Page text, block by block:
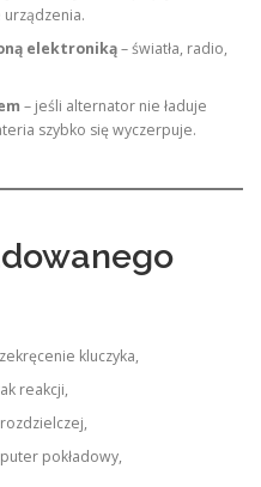
elektroniką– światła, radio,
– jeśli alternator nie ładuje
szybko się wyczerpuje.
kluczyka,
reakcji,
pokładowy,